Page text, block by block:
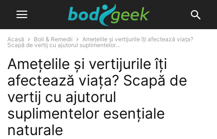
Acasă Boli & Remedii
Amețelile și vertijurile îți afectează viața?
Scapă de vertij cu ajutorul suplimentelor...
Amețelile și vertijurile îți
afectează viața? Scapă de
vertij cu ajutorul
suplimentelor esențiale
naturale